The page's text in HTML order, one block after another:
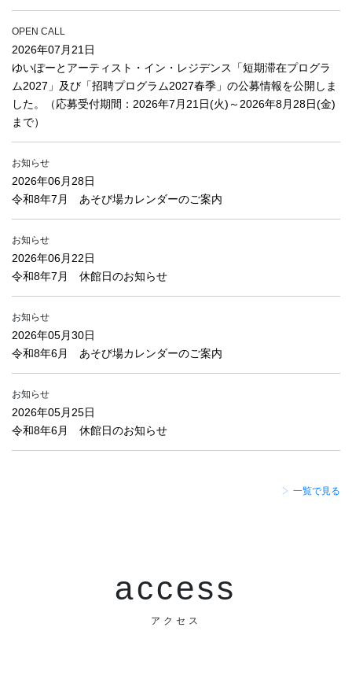
OPEN CALL
2026年07月21日
ゆいぽーとアーティスト・イン・レジデンス「短期滞在プログラ
ム2027」及び「招聘プログラム2027春季」の公募情報を公開しま
した。（応募受付期間：2026年7月21日(火)～2026年8月28日(金)
まで）
お知らせ
2026年06月28日
令和8年7月 あそび場カレンダーのご案内
お知らせ
2026年06月22日
令和8年7月 休館日のお知らせ
お知らせ
2026年05月30日
令和8年6月 あそび場カレンダーのご案内
お知らせ
2026年05月25日
令和8年6月 休館日のお知らせ
一覧で見る
access
アクセス